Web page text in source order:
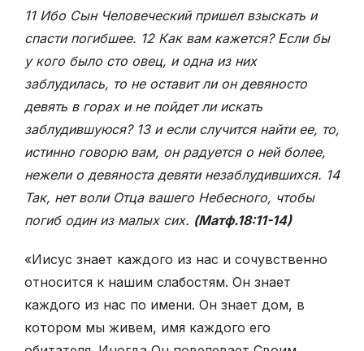
11 Ибо Сын Человеческий пришел взыскать и
спасти погибшее. 12 Как вам кажется? Если бы
у кого было сто овец, и одна из них
заблудилась, то не оставит ли он девяносто
девять в горах и не пойдет ли искать
заблудившуюся? 13 и если случится найти ее, то,
истинно говорю вам, он радуется о ней более,
нежели о девяноста девяти незаблудившихся. 14
Так, нет воли Отца вашего Небесного, чтобы
погиб один из малых сих. (Матф.18:11-14)
«Иисус знает каждого из нас и сочувственно
относится к нашим слабостям. Он знает
каждого из нас по имени. Он знает дом, в
котором мы живем, имя каждого его